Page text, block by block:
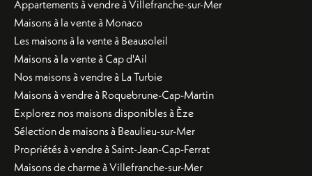
Appartements à vendre à Villefranche-sur-Mer
Maisons à la vente à Monaco
Les maisons à la vente à Beausoleil
Maisons à la vente à Cap d'Ail
Nos maisons à vendre à La Turbie
Maisons à vendre à Roquebrune-Cap-Martin
Explorez nos maisons disponibles à Èze
Sélection de maisons à Beaulieu-sur-Mer
Propriétés à vendre à Saint-Jean-Cap-Ferrat
Maisons de charme à Villefranche-sur-Mer